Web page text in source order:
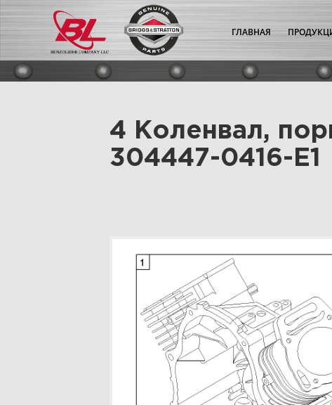
ГЛАВНАЯ
4 Коленвал,
304447-0416-E1